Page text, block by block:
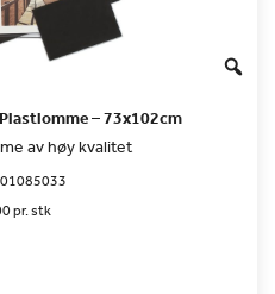
– 73x102cm
av høy kvalitet
01085033
pr. stk